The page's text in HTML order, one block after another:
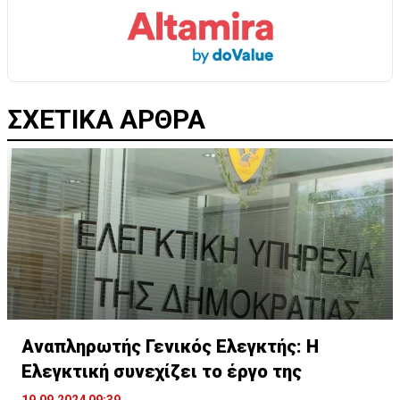
ΣΧΕΤΙΚΑ ΑΡΘΡΑ
Αναπληρωτής Γενικός Ελεγκτής: H
Ελεγκτική συνεχίζει το έργο της